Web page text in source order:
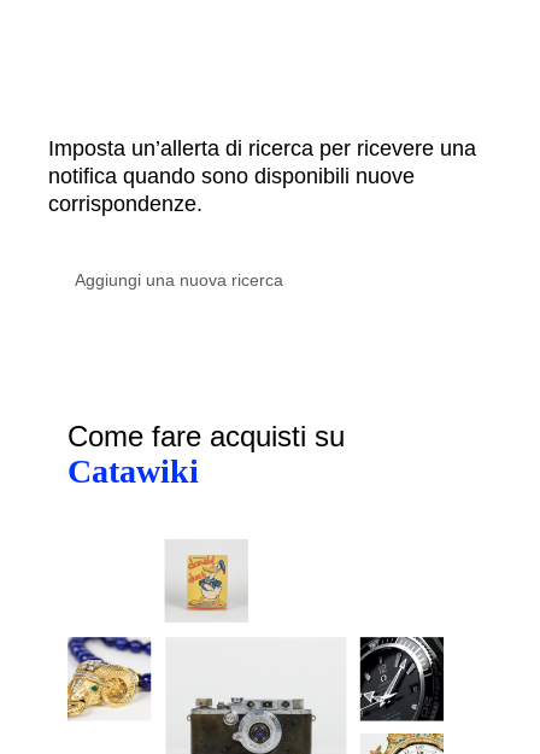
Imposta un’allerta di ricerca per ricevere una
notifica quando sono disponibili nuove
corrispondenze.
Come fare acquisti su
Catawiki